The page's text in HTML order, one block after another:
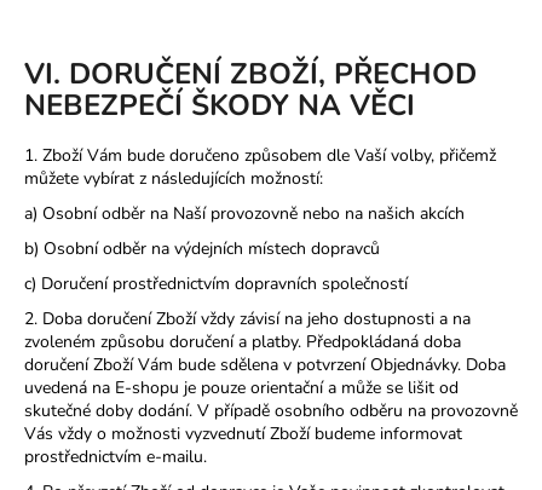
VI. DORUČENÍ ZBOŽÍ, PŘECHOD
NEBEZPEČÍ ŠKODY NA VĚCI
1. Zboží Vám bude doručeno způsobem dle Vaší volby, přičemž
můžete vybírat z následujících možností:
a) Osobní odběr na Naší provozovně nebo na našich akcích
b) Osobní odběr na výdejních místech dopravců
c) Doručení prostřednictvím dopravních společností
2. Doba doručení Zboží vždy závisí na jeho dostupnosti a na
zvoleném způsobu doručení a platby. Předpokládaná doba
doručení Zboží Vám bude sdělena v potvrzení Objednávky. Doba
uvedená na E-shopu je pouze orientační a může se lišit od
skutečné doby dodání. V případě osobního odběru na provozovně
Vás vždy o možnosti vyzvednutí Zboží budeme informovat
prostřednictvím e-mailu.